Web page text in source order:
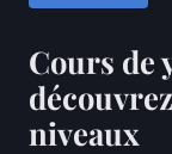
Cours de
niveaux